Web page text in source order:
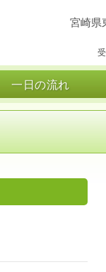
宮崎県
一日の流れ